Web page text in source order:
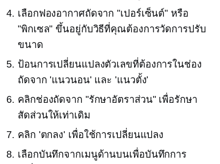
เลือกฟองอากาศถัดจาก "เปอร์เซ็นต์" หรือ
"พิกเซล" ขึ้นอยู่กับวิธีที่คุณต้องการวัดการปรับ
ขนาด
ป้อนการเปลี่ยนแปลงตัวเลขที่ต้องการในช่อง
ถัดจาก 'แนวนอน' และ 'แนวตั้ง'
คลิกช่องถัดจาก "รักษาอัตราส่วน" เพื่อรักษา
สัดส่วนให้เท่าเดิม
คลิก 'ตกลง' เพื่อใช้การเปลี่ยนแปลง
เลือกบันทึกจากเมนูด้านบนเพื่อบันทึกการ